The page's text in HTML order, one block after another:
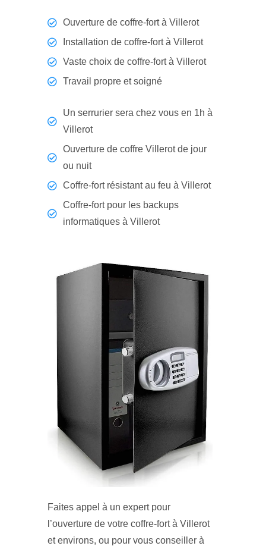
Ouverture de coffre-fort à Villerot
Installation de coffre-fort à Villerot
Vaste choix de coffre-fort à Villerot
Travail propre et soigné
Un serrurier sera chez vous en 1h à
Villerot
Ouverture de coffre Villerot de jour
ou nuit
Coffre-fort résistant au feu à Villerot
Coffre-fort pour les backups
informatiques à Villerot
Faites appel à un expert pour
l’ouverture de votre coffre-fort à Villerot
et environs, ou pour vous conseiller à